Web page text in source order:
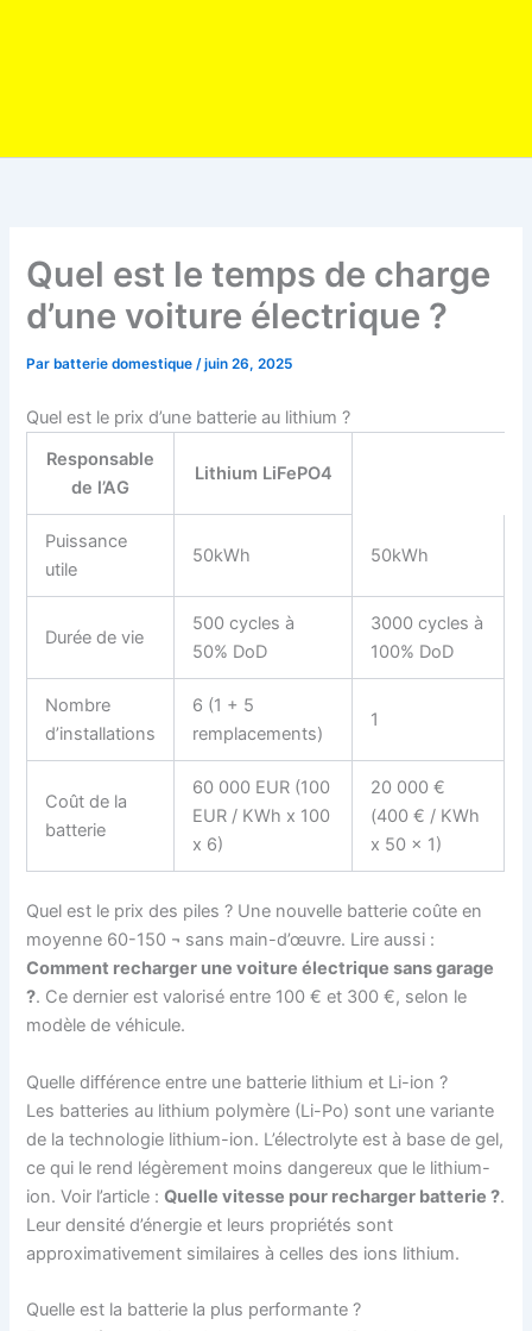
Quel est le temps de charge
d’une voiture électrique ?
Par batterie domestique/juin 26, 2025
Quel est le prix d’une batterie au lithium ?
Responsable
de l’AG
Lithium LiFePO4
Puissance
utile
50kWh 50kWh
Durée de vie
500 cycles à
50% DoD
3000 cycles à
100% DoD
Nombre
d’installations
6 (1 + 5
remplacements)
1
Coût de la
batterie
60 000 EUR (100
EUR / KWh x 100
x 6)
20 000 €
(400 € / KWh
x 50 x 1)
Quel est le prix des piles ? Une nouvelle batterie coûte en
moyenne 60-150 ¬ sans main-d’œuvre. Lire aussi :
Comment recharger une voiture électrique sans garage
?. Ce dernier est valorisé entre 100 € et 300 €, selon le
modèle de véhicule.
Quelle différence entre une batterie lithium et Li-ion ?
Les batteries au lithium polymère (Li-Po) sont une variante
de la technologie lithium-ion. L’électrolyte est à base de gel,
ce qui le rend légèrement moins dangereux que le lithium-
ion. Voir l’article :Quelle vitesse pour recharger batterie ?.
Leur densité d’énergie et leurs propriétés sont
approximativement similaires à celles des ions lithium.
Quelle est la batterie la plus performante ?